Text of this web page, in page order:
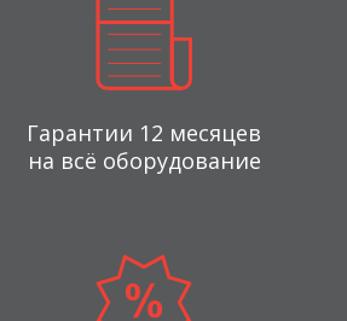
Гарантии 12 месяцев
на всё оборудование